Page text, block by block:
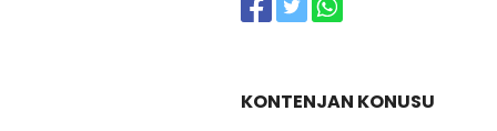
KONTENJAN KONUSU